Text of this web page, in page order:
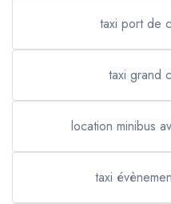
taxi port de
taxi grand
location minibus
taxi